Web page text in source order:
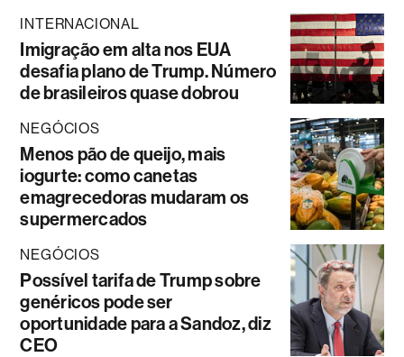
INTERNACIONAL
Imigração em alta nos EUA
desafia plano de Trump. Número
de brasileiros quase dobrou
NEGÓCIOS
Menos pão de queijo, mais
iogurte: como canetas
emagrecedoras mudaram os
supermercados
NEGÓCIOS
Possível tarifa de Trump sobre
genéricos pode ser
oportunidade para a Sandoz, diz
CEO